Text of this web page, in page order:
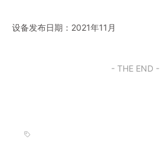
设备发布日期：2021年11月
- THE END -